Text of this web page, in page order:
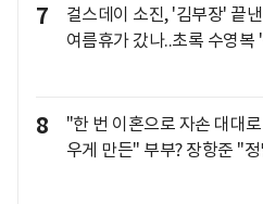
7
걸스데이 소진, '김부장' 끝
여름휴가 갔나..초록 수영복
8
"한 번 이혼으로 자손 대대
우게 만든" 부부? 장항준 "